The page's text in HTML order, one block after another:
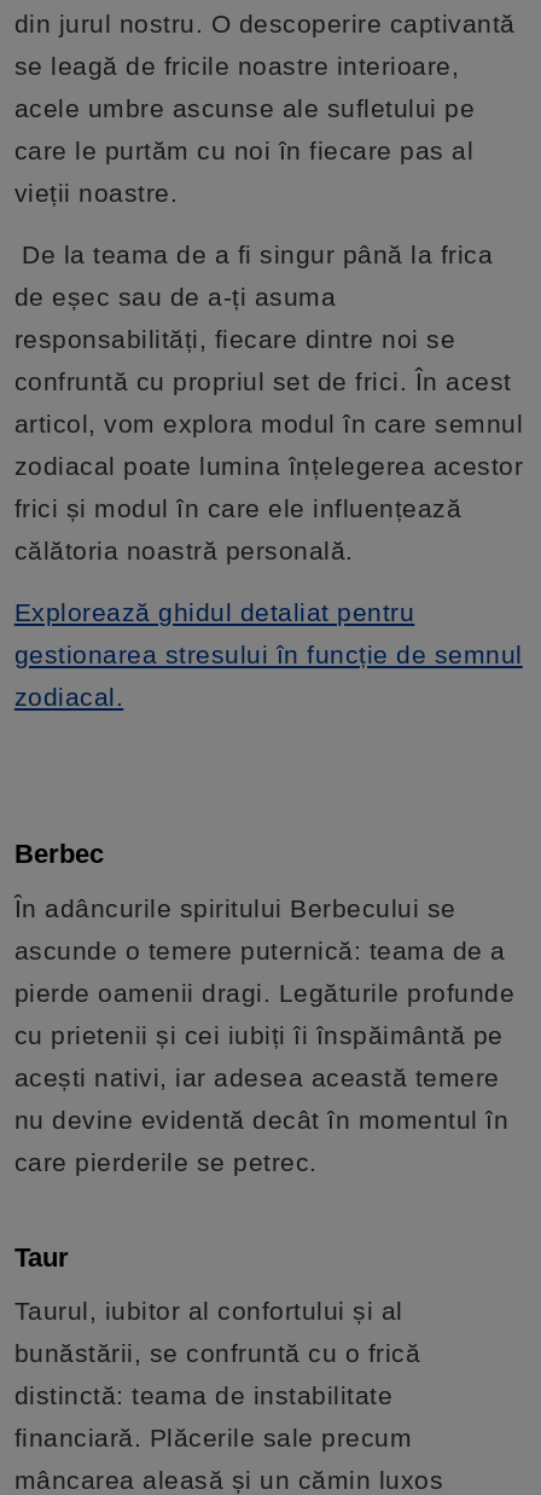
din jurul nostru. O descoperire captivantă
se leagă de fricile noastre interioare,
acele umbre ascunse ale sufletului pe
care le purtăm cu noi în fiecare pas al
vieții noastre.
De la teama de a fi singur până la frica
de eșec sau de a-ți asuma
responsabilități, fiecare dintre noi se
confruntă cu propriul set de frici. În acest
articol, vom explora modul în care semnul
zodiacal poate lumina înțelegerea acestor
frici și modul în care ele influențează
călătoria noastră personală.
Explorează ghidul detaliat pentru
gestionarea stresului în funcție de semnul
zodiacal.
Berbec
În adâncurile spiritului Berbecului se
ascunde o temere puternică: teama de a
pierde oamenii dragi. Legăturile profunde
cu prietenii și cei iubiți îi înspăimântă pe
acești nativi, iar adesea această temere
nu devine evidentă decât în momentul în
care pierderile se petrec.
Taur
Taurul, iubitor al confortului și al
bunăstării, se confruntă cu o frică
distinctă: teama de instabilitate
financiară. Plăcerile sale precum
mâncarea aleasă și un cămin luxos